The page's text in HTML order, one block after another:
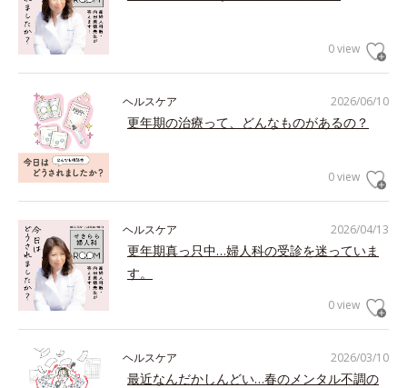
0 view
2026/06/10
ヘルスケア
更年期の治療って、どんなものがあるの？
0 view
2026/04/13
ヘルスケア
更年期真っ只中…婦人科の受診を迷っていま
す。
0 view
2026/03/10
ヘルスケア
最近なんだかしんどい…春のメンタル不調の